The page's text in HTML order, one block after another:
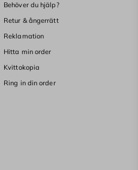
Behöver du hjälp?
Retur & ångerrätt
Reklamation
Hitta min order
Kvittokopia
Ring in din order